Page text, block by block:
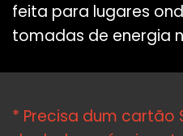
feita para lugares
tomadas de energia
* Precisa dum cartão